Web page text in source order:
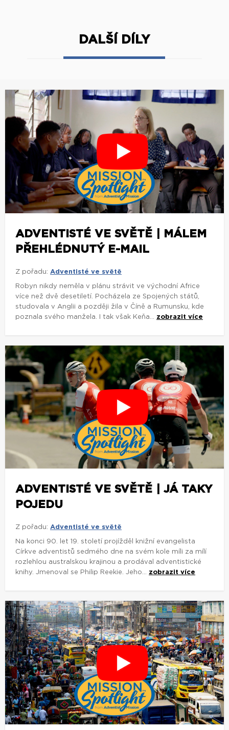
DALŠÍ DÍLY
ADVENTISTÉ VE SVĚTĚ | MÁLEM
PŘEHLÉDNUTÝ E-MAIL
Z pořadu: Adventisté ve světě
Robyn nikdy neměla v plánu strávit ve východní Africe
více než dvě desetiletí. Pocházela ze Spojených států,
studovala v Anglii a později žila v Číně a Rumunsku, kde
poznala svého manžela. I tak však Keňa... zobrazit více
ADVENTISTÉ VE SVĚTĚ | JÁ TAKY
POJEDU
Z pořadu: Adventisté ve světě
Na konci 90. let 19. století projížděl knižní evangelista
Církve adventistů sedmého dne na svém kole míli za mílí
rozlehlou australskou krajinou a prodával adventistické
knihy. Jmenoval se Philip Reekie. Jeho... zobrazit více